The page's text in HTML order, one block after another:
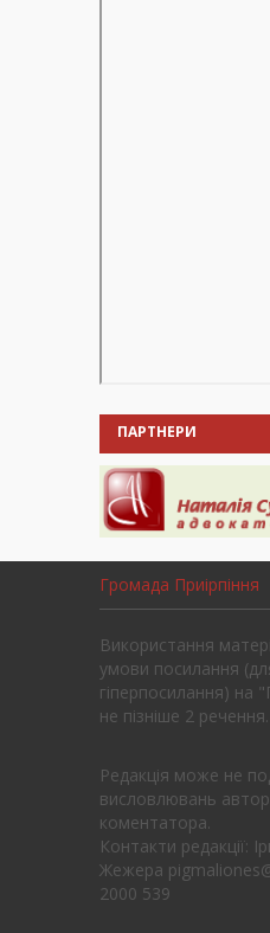
ПАРТНЕРИ
Громада Приірпіння
Використання
умови посилання
гіперпосилання) на
не пізніше 2 речення.
Редакція може не
висловлювань
коментатора.
Контакти редакції:
Жежера
2000 539